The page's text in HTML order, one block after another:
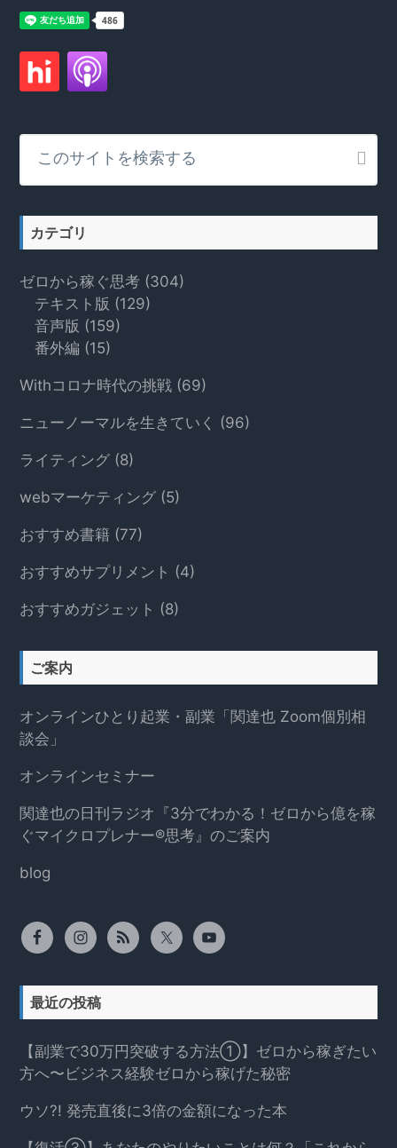
サ
ト
を
検
カテゴリ
ゼロから稼ぐ思考 (304)
テキスト版 (129)
音声版 (159)
番外編 (15)
Withコロナ時代の挑戦 (69)
ニューノーマルを生きていく (96)
ライティング (8)
webマーケティング (5)
おすすめ書籍 (77)
おすすめサプリメント (4)
おすすめガジェット (8)
ご案内
オンラインひとり起業・副業「関達也 Zoom個別相
談会」
オンラインセミナー
関達也の日刊ラジオ『3分でわかる！ゼロから億を稼
ぐマイクロプレナー®思考』のご案内
blog
最近の投稿
【副業で30万円突破する方法①】ゼロから稼ぎたい
方へ〜ビジネス経験ゼロから稼げた秘密
ウソ?! 発売直後に3倍の金額になった本